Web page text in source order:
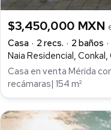
$3,450,000 MXN
Casa
2 recs. 2 baños
Naia Residencial, Conkal,
Casa en venta Mérida
recámaras| 154 m²